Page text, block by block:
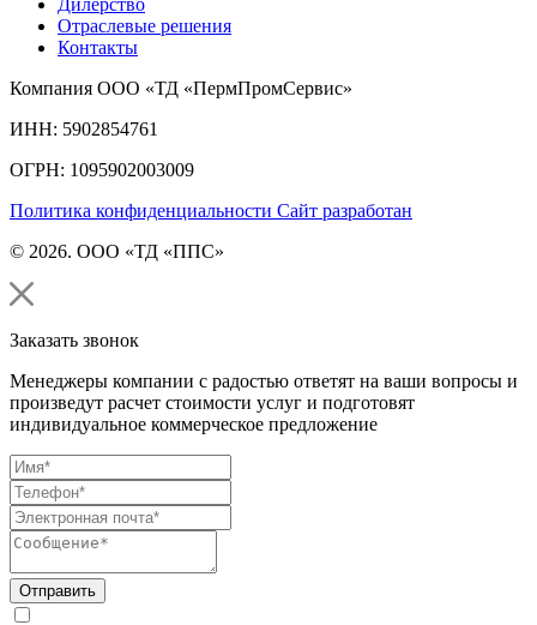
Отраслевые решения
Контакты
Компания ООО «ТД «ПермПромСервис»
ИНН: 5902854761
ОГРН: 1095902003009
Политика конфиденциальности Сайт разработан
© 2026. ООО «ТД «ППС»
Заказать звонок
Менеджеры компании с радостью ответят на ваши вопросы и
произведут расчет стоимости услуг и подготовят
индивидуальное коммерческое предложение
Отправить